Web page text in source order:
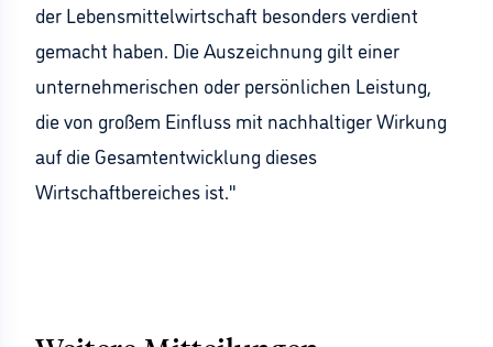
der Lebensmittelwirtschaft besonders verdient
gemacht haben. Die Auszeichnung gilt einer
unternehmerischen oder persönlichen Leistung,
die von großem Einfluss mit nachhaltiger Wirkung
auf die Gesamtentwicklung dieses
Wirtschaftbereiches ist."